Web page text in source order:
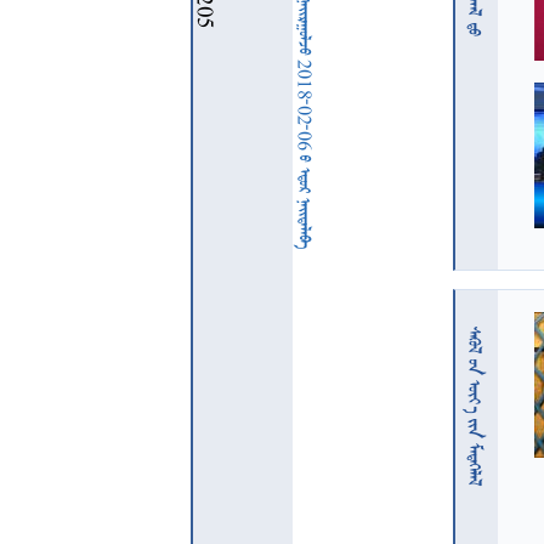
  